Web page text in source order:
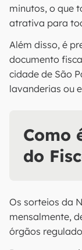
minutos, o que
atrativa para
Além disso, é
documento
cidade de São
lavanderias ou
Como
do
Os sorteios da
mensalmente,
órgãos